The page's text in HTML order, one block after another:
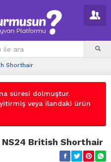
Shorthair
süresi dolmuştur.
veya ilandaki ürün
British Shorthair